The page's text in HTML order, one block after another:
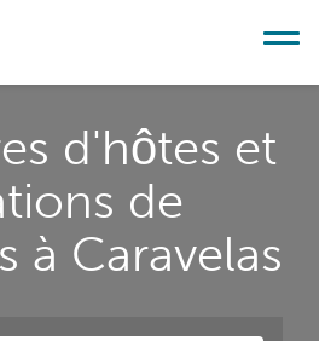
d'hôtes et
de
à Caravelas